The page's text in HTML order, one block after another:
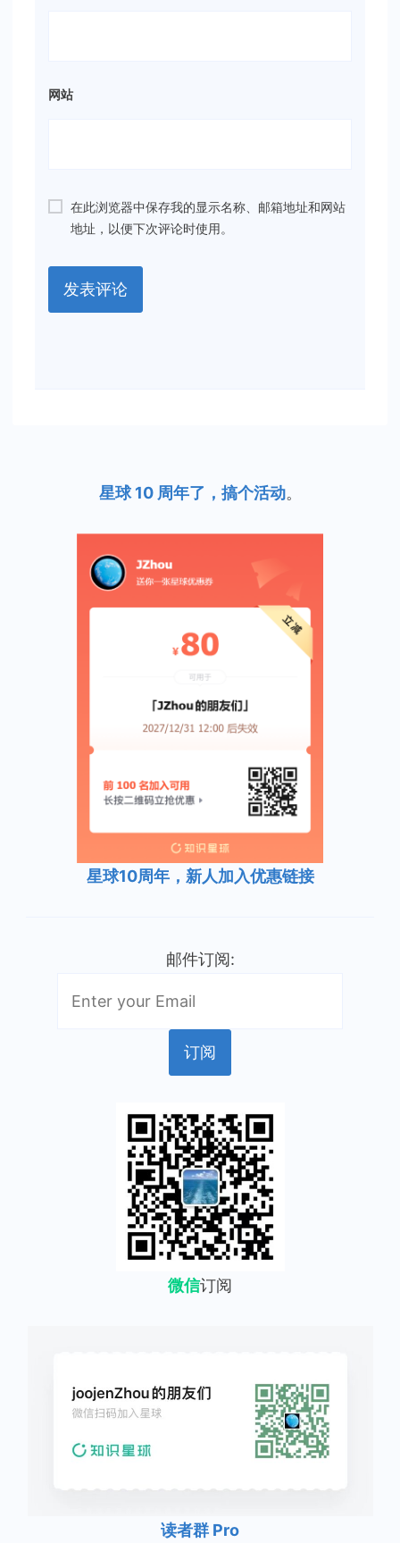
网站
在此浏览器中保存我的显示名称、邮箱地址和网站
地址，以便下次评论时使用。
星球 10 周年了，搞个活动。
星球10周年，新人加入优惠链接
邮件订阅:
微信订阅
读者群 Pro